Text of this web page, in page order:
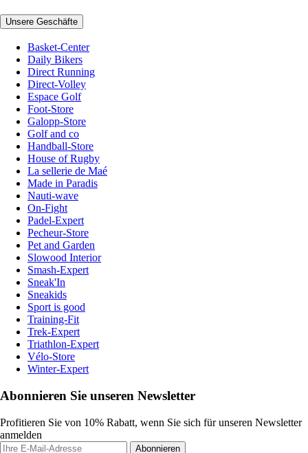
Unsere Geschäfte
Basket-Center
Daily Bikers
Direct Running
Direct-Volley
Espace Golf
Foot-Store
Galopp-Store
Golf and co
Handball-Store
House of Rugby
La sellerie de Maé
Made in Paradis
Nauti-wave
On-Fight
Padel-Expert
Pecheur-Store
Pet and Garden
Slowood Interior
Smash-Expert
Sneak'In
Sneakids
Sport is good
Training-Fit
Trek-Expert
Triathlon-Expert
Vélo-Store
Winter-Expert
Abonnieren Sie unseren Newsletter
Profitieren Sie von 10% Rabatt, wenn Sie sich für unseren Newsletter
anmelden
Abonnieren